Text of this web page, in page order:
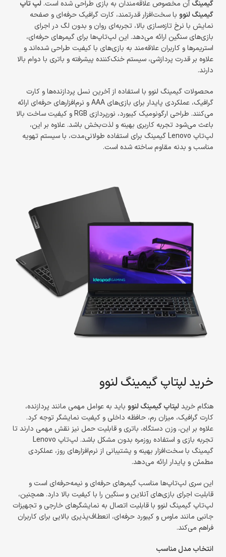
گیمینگ آن مخصوص علاقه‌مندان به بازی طراحی شده است. لپ تاپ
گیمینگ لنوو با سخت‌افزار قدرتمند، کارت گرافیک حرفه‌ای و صفحه
نمایش با نرخ تازه‌سازی بالا، تجربه‌ای روان و بدون لگ در اجرای
بازی‌های سنگین ارائه می‌دهد. این لپ‌تاپ‌ها برای گیمرهای حرفه‌ای،
استریمرها و کاربران علاقه‌مند به بازی‌های با کیفیت طراحی شده‌اند و
علاوه بر قدرت پردازشی، سیستم خنک‌کننده پیشرفته و باتری با دوام بالا
دارند.
محصولات گیمینگ لنوو با استفاده از آخرین نسل پردازنده‌ها و کارت
گرافیک، عملکردی پایدار برای بازی‌های AAA و نرم‌افزارهای حرفه‌ای ارائه
می‌کنند. طراحی ارگونومیک کیبورد، نورپردازی RGB و کیفیت ساخت بالا
باعث می‌شود تجربه کاربری بهینه و لذت‌بخش باشد. علاوه بر این،
لپ‌تاپ Lenovo گیمینگ برای استفاده طولانی‌مدت، با سیستم تهویه
مناسب و بدنه مقاوم ساخته شده است.
خرید لپتاپ گیمینگ لنوو
هنگام خریدلپتاپ گیمینگ لنوو باید به عوامل مهمی مانند پردازنده،
کارت گرافیک، میزان رم، حافظه داخلی و کیفیت نمایشگر توجه کرد.
علاوه بر این، وزن دستگاه، باتری و قابلیت حمل نیز نقش مهمی دارند تا
تجربه بازی و استفاده روزمره بدون مشکل باشد. لپ‌تاپ Lenovo
گیمینگ با سخت‌افزار بهینه و پشتیبانی از نرم‌افزارهای روز، عملکردی
مطمئن و پایدار ارائه می‌دهد.
این سری لپ‌تاپ‌ها مناسب گیمرهای حرفه‌ای و نیمه‌حرفه‌ای است و
قابلیت اجرای بازی‌های آنلاین و سنگین را با کیفیت بالا دارد. همچنین،
لپ‌تاپ گیمینگ لنوو با قابلیت اتصال به نمایشگرهای خارجی و تجهیزات
جانبی مانند ماوس و کیبورد حرفه‌ای، انعطاف‌پذیری بالایی برای کاربران
فراهم می‌کند.
انتخاب مدل مناسب